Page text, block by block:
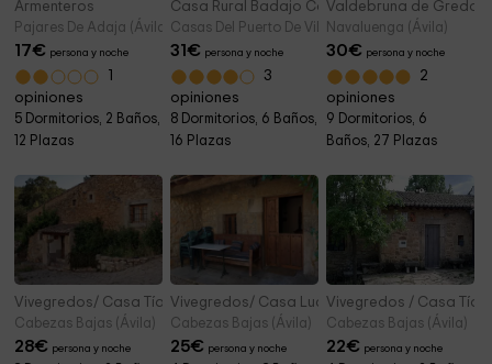
Armenteros
Pajares De Adaja (Ávila)
17€ persona y noche
opiniones
5 Dormitorios, 2 Baños,
12 Plazas
Casa Rural Badajo Caldereros
Casas Del Puerto De Villatoro (Ávila)
31€ persona y noche
3
opiniones
8 Dormitorios, 6 Baños,
16 Plazas
Valdebruna de Gredos
Navaluenga (Ávila)
30€ persona y noche
2
opiniones
9 Dormitorios, 6
Baños, 27 Plazas
Vivegredos/ Casa Tía Modesta
Cabezas Bajas (Ávila)
28€ persona y noche
Vivegredos/ Casa Lucía
Cabezas Bajas (Ávila)
25€ persona y noche
Vivegredos / Casa Tía
Cabezas Bajas (Ávila)
22€ persona y noche